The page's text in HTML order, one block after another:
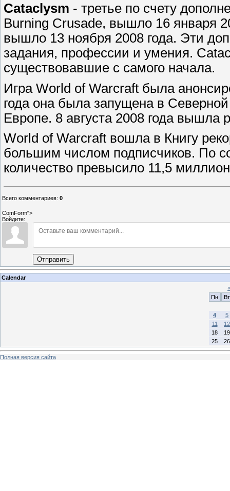
Cataclysm - третье по счету
Burning Crusade, вышло 16 января
вышло 13 ноября 2008 года. Эти
задания, профессии и умения.
существовавшие с самого начала.
Игра World of Warcraft была
года она была запущена в
Европе. 8 августа 2008 года вышла
World of Warcraft вошла в Книгу
большим числом подписчиков. По
количество превысило 11,5
Всего комментариев: 0
ComForm">
Войдите:
Отправить
Calendar
«
Пн
Вт
4
5
11
12
18
19
25
26
Полная версия сайта